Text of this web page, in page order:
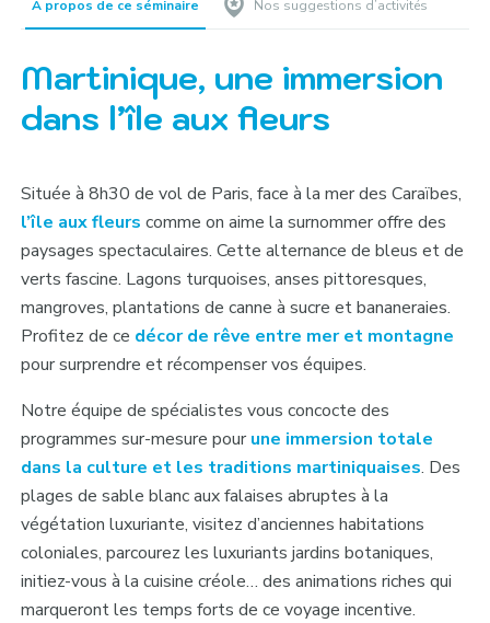
A propos de ce séminaire Nos suggestions d’activités
Martinique, une immersion
dans l’île aux fleurs
Située à 8h30 de vol de Paris, face à la mer des Caraïbes,
l’île aux fleurs comme on aime la surnommer offre des
paysages spectaculaires. Cette alternance de bleus et de
verts fascine. Lagons turquoises, anses pittoresques,
mangroves, plantations de canne à sucre et bananeraies.
Profitez de ce décor de rêve entre mer et montagne
pour surprendre et récompenser vos équipes.
Notre équipe de spécialistes vous concocte des
programmes sur-mesure pour une immersion totale
dans la culture et les traditions martiniquaises. Des
plages de sable blanc aux falaises abruptes à la
végétation luxuriante, visitez d’anciennes habitations
coloniales, parcourez les luxuriants jardins botaniques,
initiez-vous à la cuisine créole… des animations riches qui
marqueront les temps forts de ce voyage incentive.